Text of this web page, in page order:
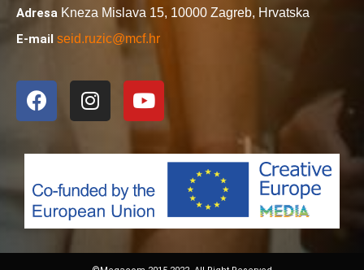
Adresa Kneza Mislava 15, 10000 Zagreb, Hrvatska
E-mail seid.ruzic@mcf.hr